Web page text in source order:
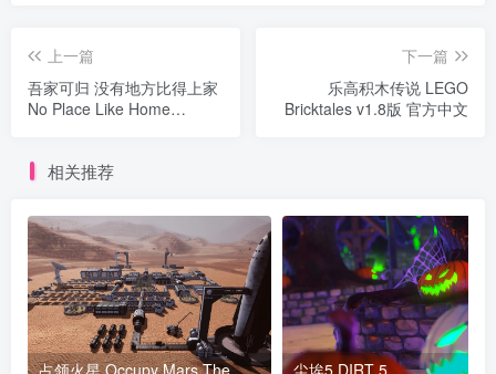
上一篇
吾家可归 没有地方比得上家
No Place Like Home
下一篇
乐高积木传说 LEGO
Bricktales v1.8版 官方中文
相关推荐